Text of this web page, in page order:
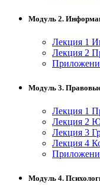
Модуль 2.
Лекция 1
Лекция 2
Модуль 3.
Лекция 1
Лекция 2
Лекция 3
Лекция 4
Модуль 4.